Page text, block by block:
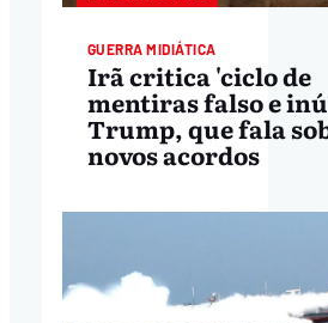
GUERRA MIDIÁTICA
Irã critica 'ciclo de
mentiras falso e
Trump, que fala
novos acordos